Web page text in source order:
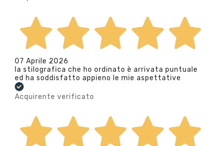
07 Aprile 2026
la stilografica che ho ordinato è arrivata puntuale
ed ha soddisfatto appieno le mie aspettative
Acquirente verificato